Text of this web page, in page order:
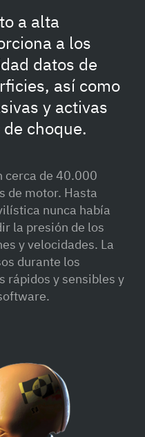
a alta
a los
datos de
así como
y activas
choque.
cerca de 40.000
de motor. Hasta
nunca había
la presión de los
y velocidades. La
durante los
rápidos y sensibles y